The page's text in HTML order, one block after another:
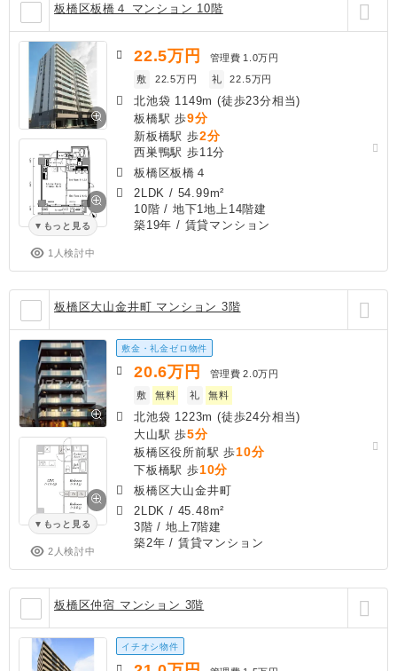
板橋区板橋４ マンション 10階
もっと見る
1人検討中
22.5万円 管理費 1.0万円
敷
22.5万円 礼 22.5万円
北池袋 1149m (徒歩23分相当)
板橋駅 歩9分
新板橋駅 歩2分
西巣鴨駅 歩11分
板橋区板橋４
2LDK / 54.99m²
10階 / 地下1地上14階建
築19年 / 賃貸マンション
板橋区大山金井町 マンション 3階
もっと見る
2人検討中
敷金・礼金ゼロ物件
20.6万円 管理費 2.0万円
敷
無料 礼 無料
北池袋 1223m (徒歩24分相当)
大山駅 歩5分
板橋区役所前駅 歩10分
下板橋駅 歩10分
板橋区大山金井町
2LDK / 45.48m²
3階 / 地上7階建
築2年 / 賃貸マンション
板橋区仲宿 マンション 3階
イチオシ物件